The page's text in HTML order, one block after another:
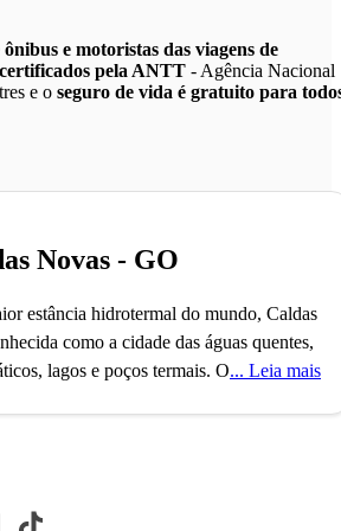
ônibus e motoristas das viagens de
pela ANTT - Agência Nacional
e o seguro de vida é gratuito para
Novas - GO
estância hidrotermal do mundo, Caldas
como a cidade das águas quentes,
lagos e poços termais. O município
de 96 mil habitantes, o carro chefe da
Leia mais